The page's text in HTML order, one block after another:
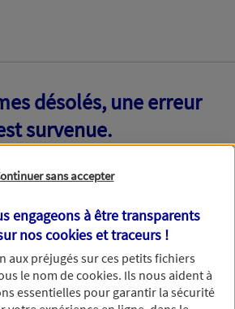
désolés, une erreur
survenue.
sans accepter
engageons à être transparents
noscookies et traceurs !
aux préjugés sur ces petits fichiers
le nom decookies. Ils nous aident à
essentielles pour garantir la sécurité